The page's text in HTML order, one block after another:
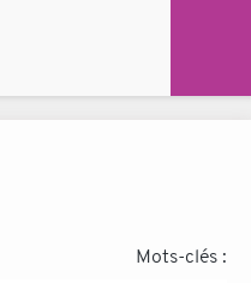
Mots-clés :